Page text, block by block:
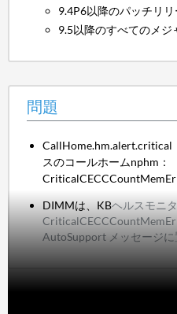
9.4P6以降のパッチリリ
9.5以降のすべてのメジ
問題
CallHome.hm.alert.critical
スのコールホームnphm：
DIMMは、KBヘルスモニ
AutoSupport メッセージ